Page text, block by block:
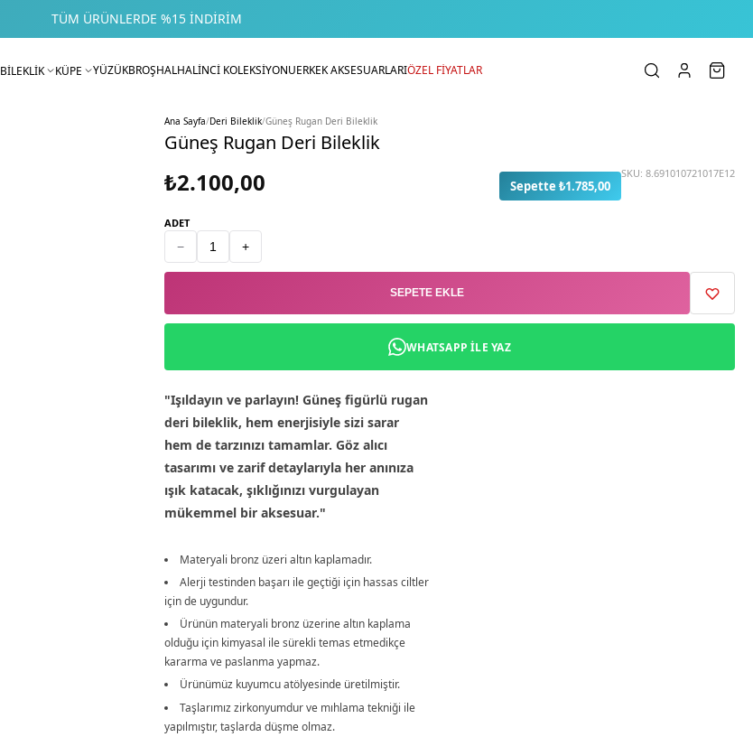
TÜM ÜRÜNLERDE %15 İNDIRIM
BİLEKLİK KÜPE YÜZÜKBROŞHALHALİNCİ KOLEKSİYONUERKEK AKSESUARLARIÖZEL FİYATLAR
Ana Sayfa/Deri Bileklik/Güneş Rugan Deri Bileklik
Güneş Rugan Deri Bileklik
₺2.100,00 Sepette ₺1.785,00
SKU: 8.691010721017E12
ADET
− +
SEPETE EKLE
WHATSAPP ILE YAZ
"Işıldayın ve parlayın! Güneş figürlü rugan
deri bileklik, hem enerjisiyle sizi sarar
hem de tarzınızı tamamlar. Göz alıcı
tasarımı ve zarif detaylarıyla her anınıza
ışık katacak, şıklığınızı vurgulayan
mükemmel bir aksesuar."
Materyali bronz üzeri altın kaplamadır.
Alerji testinden başarı ile geçtiği için hassas ciltler
için de uygundur.
Ürünün materyali bronz üzerine altın kaplama
olduğu için kimyasal ile sürekli temas etmedikçe
kararma ve paslanma yapmaz.
Ürünümüz kuyumcu atölyesinde üretilmiştir.
Taşlarımız zirkonyumdur ve mıhlama tekniği ile
yapılmıştır, taşlarda düşme olmaz.